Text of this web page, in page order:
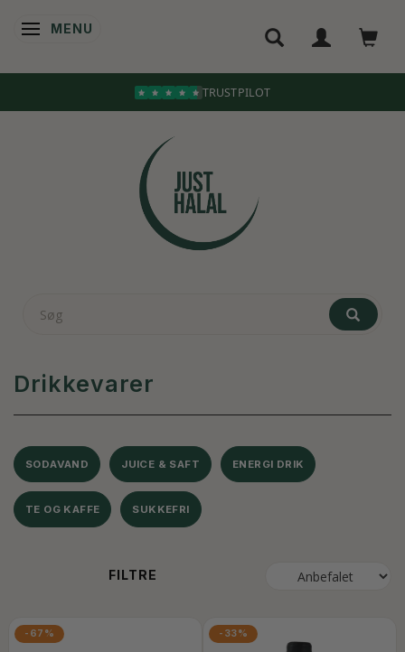
SKIFTE NAVIGATION
MENU
Drikkevarer
SODAVAND JUICE & SAFT ENERGI DRIK
TE OG KAFFE SUKKEFRI
FILTRE
-67% -33%